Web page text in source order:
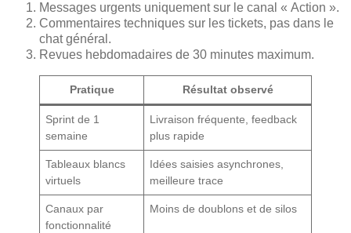
Messages urgents uniquement sur le canal « Action ».
Commentaires techniques sur les tickets, pas dans le
chat général.
Revues hebdomadaires de 30 minutes maximum.
Pratique Résultat observé
Sprint de 1
semaine
Livraison fréquente, feedback
plus rapide
Tableaux blancs
virtuels
Idées saisies asynchrones,
meilleure trace
Canaux par
fonctionnalité
Moins de doublons et de silos